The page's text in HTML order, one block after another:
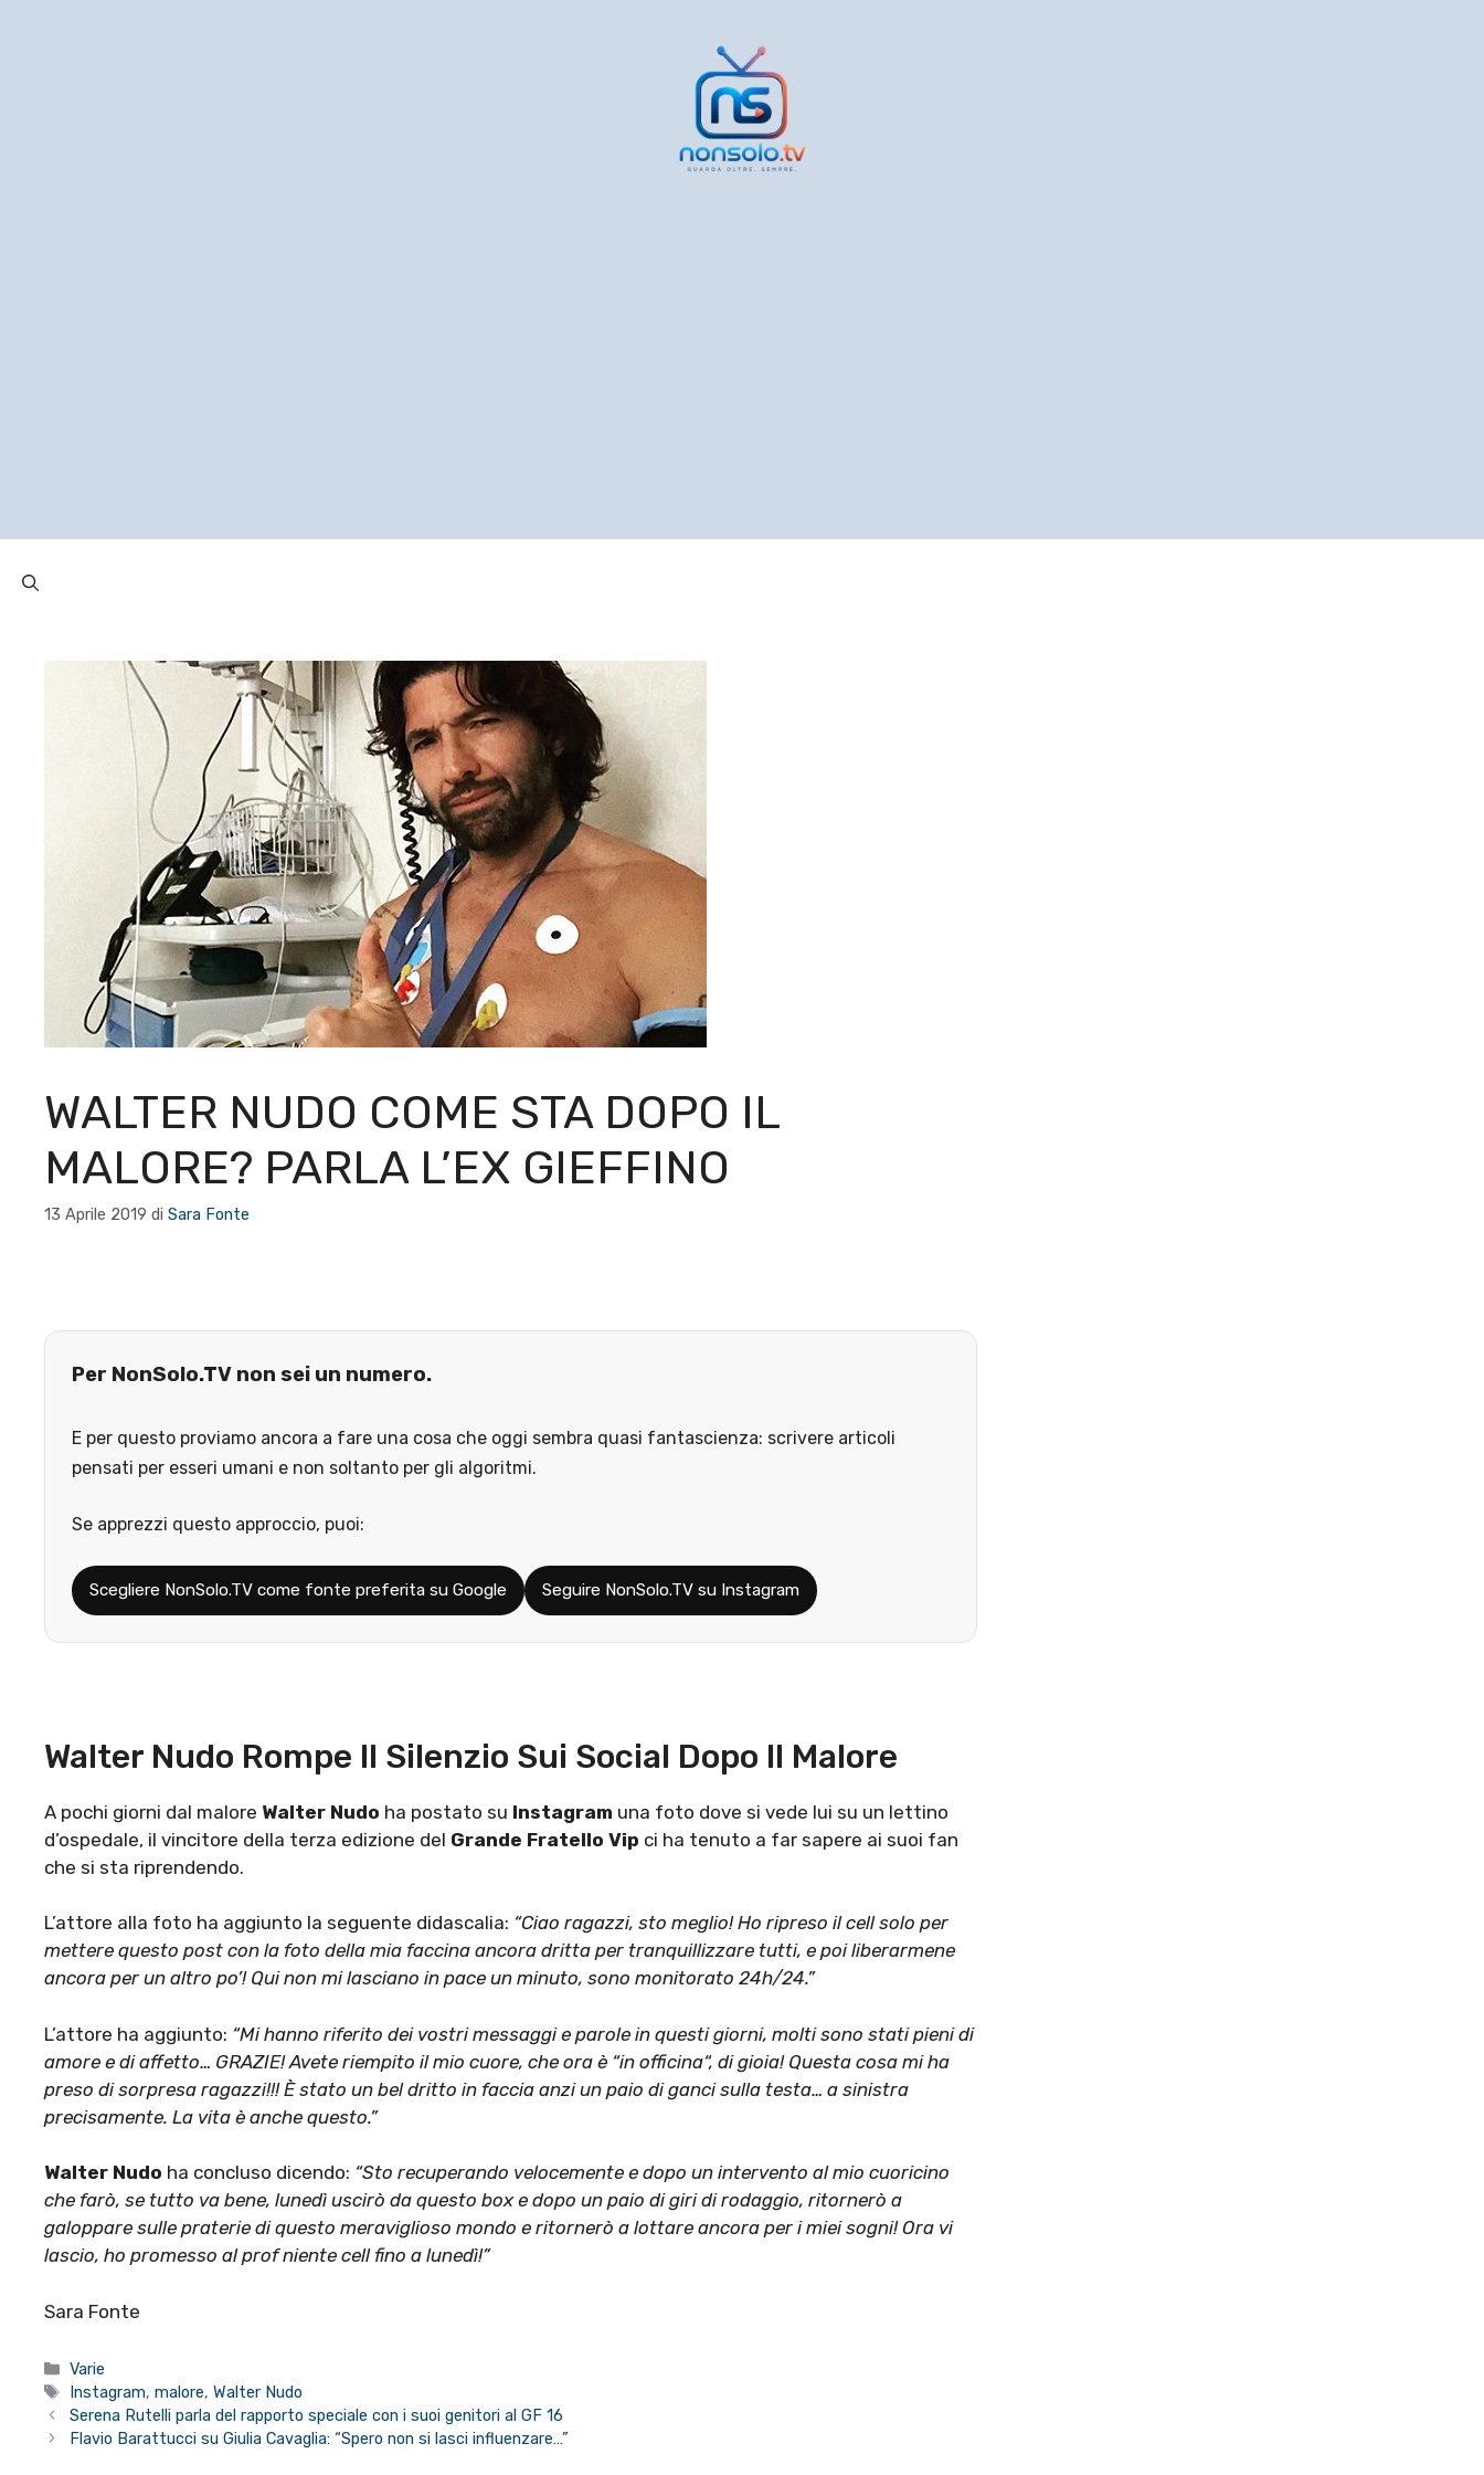
WALTER NUDO COME STA DOPO IL
MALORE? PARLA L’EX GIEFFINO
13 Aprile 2019 di Sara Fonte
Per NonSolo.TV non sei un numero.
E per questo proviamo ancora a fare una cosa che oggi sembra quasi fantascienza: scrivere articoli
pensati per esseri umani e non soltanto per gli algoritmi.
Se apprezzi questo approccio, puoi:
Scegliere NonSolo.TV come fonte preferita su Google Seguire NonSolo.TV su Instagram
Walter Nudo Rompe Il Silenzio Sui Social Dopo Il Malore
A pochi giorni dal malore Walter Nudo ha postato su Instagram una foto dove si vede lui su un lettino
d’ospedale, il vincitore della terza edizione del Grande Fratello Vip ci ha tenuto a far sapere ai suoi fan
che si sta riprendendo.
L’attore alla foto ha aggiunto la seguente didascalia: “Ciao ragazzi, sto meglio! Ho ripreso il cell solo per
mettere questo post con la foto della mia faccina ancora dritta per tranquillizzare tutti, e poi liberarmene
ancora per un altro po’! Qui non mi lasciano in pace un minuto, sono monitorato 24h/24.”
L’attore ha aggiunto: “Mi hanno riferito dei vostri messaggi e parole in questi giorni, molti sono stati pieni di
amore e di affetto… GRAZIE! Avete riempito il mio cuore, che ora è “in officina“, di gioia! Questa cosa mi ha
preso di sorpresa ragazzi!!! È stato un bel dritto in faccia anzi un paio di ganci sulla testa… a sinistra
precisamente. La vita è anche questo.”
Walter Nudo ha concluso dicendo: “Sto recuperando velocemente e dopo un intervento al mio cuoricino
che farò, se tutto va bene, lunedì uscirò da questo box e dopo un paio di giri di rodaggio, ritornerò a
galoppare sulle praterie di questo meraviglioso mondo e ritornerò a lottare ancora per i miei sogni! Ora vi
lascio, ho promesso al prof niente cell fino a lunedì!”
Sara Fonte
Categorie
Varie
Tag
Instagram,malore,Walter Nudo
Serena Rutelli parla del rapporto speciale con i suoi genitori al GF 16
Flavio Barattucci su Giulia Cavaglia: “Spero non si lasci influenzare…”